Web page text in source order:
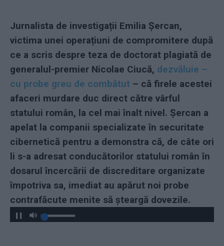
Jurnalista de investigații Emilia Șercan,
victima unei operațiuni de compromitere după
ce a scris despre teza de doctorat plagiată de
generalul-premier Nicolae Ciucă, dezvăluie –
cu probe greu de combătut – că firele acestei
afaceri murdare duc direct către vârful
statului român, la cel mai înalt nivel. Șercan a
apelat la companii specializate în securitate
cibernetică pentru a demonstra că, de câte ori
li s-a adresat conducătorilor statului român în
dosarul încercării de discreditare organizate
împotriva sa, imediat au apărut noi probe
contrafăcute menite să șteargă dovezile.